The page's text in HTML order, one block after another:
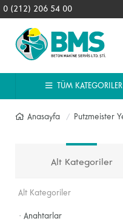
0 (212) 206 54 00
TÜM KATEGORILER
Anasayfa Putzmeister
Alt Kategoriler
Alt Kategoriler
· Anahtarlar